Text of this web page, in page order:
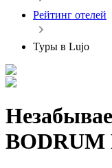
Рейтинг отелей
Туры в Lujo
BODRUM